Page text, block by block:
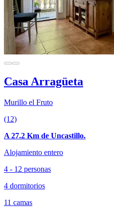
Casa Arragüeta
Murillo el Fruto
(12)
A 27.2 Km de Uncastillo.
Alojamiento entero
4 - 12 personas
4 dormitorios
11 camas